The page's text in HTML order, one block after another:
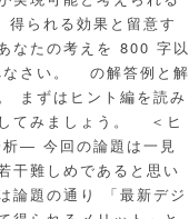
られる効果と留意す
なたの考えを 800 字以
なさい。 の解答例と解
まずはヒント編を読み
てみましょう。 ＜ヒ
― 今回の論題は一見
干難しめであると思い
論題の通り 「最新デジ